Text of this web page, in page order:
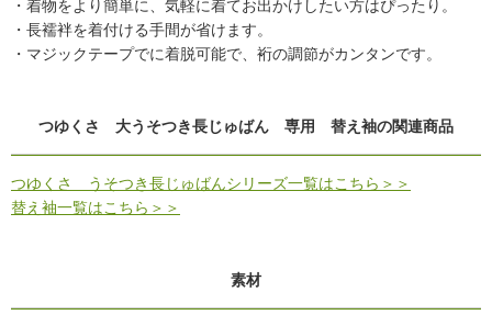
・着物をより簡単に、気軽に着てお出かけしたい方はぴったり。
・長襦袢を着付ける手間が省けます。
・マジックテープでに着脱可能で、裄の調節がカンタンです。
つゆくさ 大うそつき長じゅばん 専用 替え袖の関連商品
つゆくさ うそつき長じゅばんシリーズ一覧はこちら＞＞
替え袖一覧はこちら＞＞
素材